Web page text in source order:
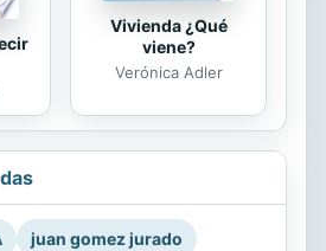
Vivienda ¿Qué
viene?
Verónica Adler
juan gomez jurado